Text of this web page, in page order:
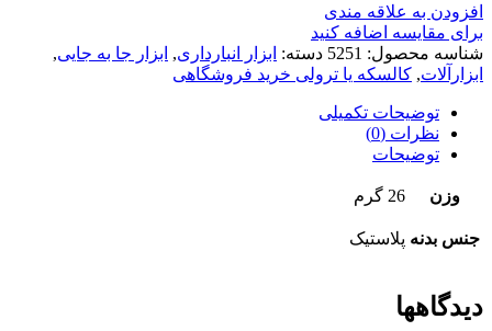
افزودن به علاقه مندی
برای مقایسه اضافه کنید
شناسه محصول: 5251 دسته: ابزار انبارداری, ابزار جا به جایی,
ابزارآلات, کالسکه یا ترولی خرید فروشگاهی
توضیحات تکمیلی
نظرات (0)
توضیحات
وزن 26 گرم
جنس بدنه پلاستیک
دیدگاهها